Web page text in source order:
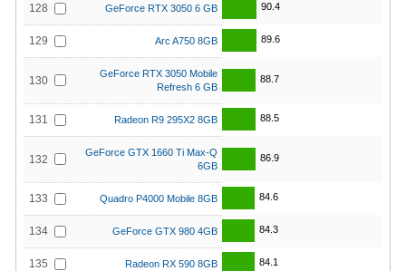
128 GeForce RTX 3050 6 GB 90.4
129 Arc A750 8GB 89.6
130
GeForce RTX 3050 Mobile
Refresh 6 GB
88.7
131 Radeon R9 295X2 8GB 88.5
132
GeForce GTX 1660 Ti Max-Q
6GB
86.9
133 Quadro P4000 Mobile 8GB 84.6
134 GeForce GTX 980 4GB 84.3
135 Radeon RX 590 8GB 84.1